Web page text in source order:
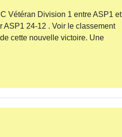
Vétéran Division 1 entre ASP1 et
24-12 . Voir le classement
cette nouvelle victoire. Une